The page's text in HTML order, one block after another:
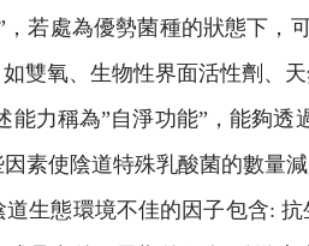
若處為優勢菌種的狀態下，
雙氧、生物性界面活性劑、
能力稱為”自淨功能”，能夠
素使陰道特殊乳酸菌的數量
生態環境不佳的因子包含: